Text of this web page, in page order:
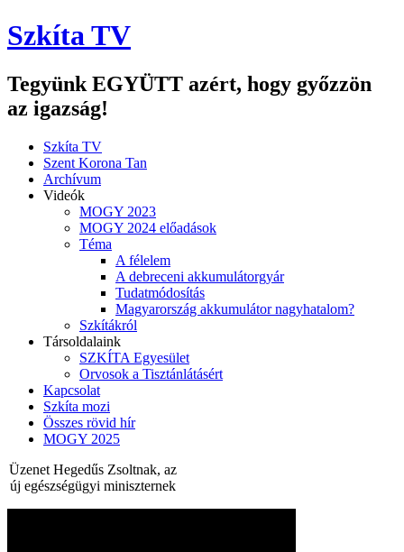
Szkíta TV
Tegyünk EGYÜTT azért, hogy győzzön
az igazság!
Szkíta TV
Szent Korona Tan
Archívum
Videók
MOGY 2023
MOGY 2024 előadások
Téma
A félelem
A debreceni akkumulátorgyár
Tudatmódosítás
Magyarország akkumulátor nagyhatalom?
Szkítákról
Társoldalaink
SZKÍTA Egyesület
Orvosok a Tisztánlátásért
Kapcsolat
Szkíta mozi
Összes rövid hír
MOGY 2025
Üzenet Hegedűs Zsoltnak, az
új egészségügyi miniszternek